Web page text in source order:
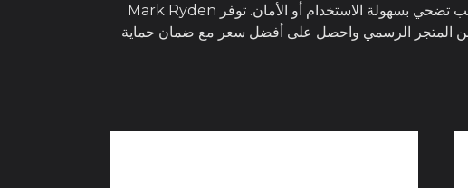
تحتاج أجهزة الكمبيوتر المحمولة والمعدات القيمة إلى حماية تتجاوز الحلول البسيطة التقليدية، لكن معظم الحقائب تضحي بسهولة الاستخدام أو الأمان. توفر Mark Ryden
من المتجر الرسمي واحصل على أفضل سعر مع ضمان حماية